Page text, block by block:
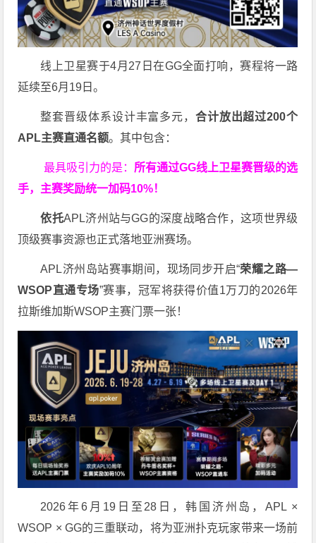
线上卫星赛于4月27日在GG全面打响，赛程将一路
延续至6月19日。
整套晋级体系设计丰富多元， 合计放出超过200个
APL主赛直通名额。其中包含：
最具吸引力的是： 所有通过GG线上卫星赛晋级的选
手，主赛奖励统一加码10%！
依托APL济州站与GG的深度战略合作，这项世界级
顶级赛事资源也正式落地亚洲赛场。
APL济州岛站赛事期间，现场同步开启“荣耀之路—
WSOP直通专场”赛事，冠军将获得价值1万刀的2026年
拉斯维加斯WSOP主赛门票一张！
2026年6月19日至28日，韩国济州岛，APL ×
WSOP × GG的三重联动，将为亚洲扑克玩家带来一场前